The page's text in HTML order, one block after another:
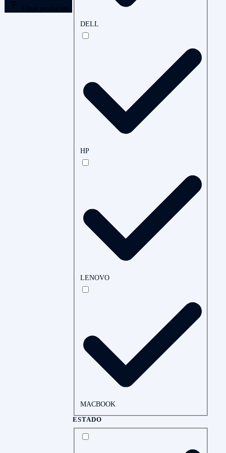
Filtrar productos
DELL
HP
LENOVO
MACBOOK
ESTADO
ESTADO